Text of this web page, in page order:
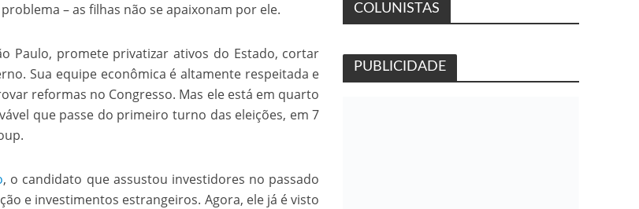
de apocalipse
– as filhas não se apaixonam por ele.
Paulo, promete privatizar ativos do Estado, cortar
Sua equipe econômica é altamente respeitada e
reformas no Congresso. Mas ele está em quarto
que passe do primeiro turno das eleições, em 7
, o candidato que assustou investidores no passado
e investimentos estrangeiros. Agora, ele já é visto
COLUNISTAS
PUBLICIDADE